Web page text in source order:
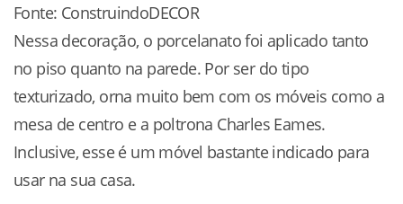
Fonte: ConstruindoDECOR
Nessa decoração, o porcelanato foi aplicado tanto
no piso quanto na parede. Por ser do tipo
texturizado, orna muito bem com os móveis como a
mesa de centro e a poltrona Charles Eames.
Inclusive, esse é um móvel bastante indicado para
usar na sua casa.